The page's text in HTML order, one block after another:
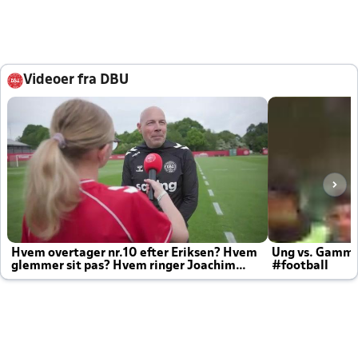
Videoer fra DBU
Hvem overtager nr.10 efter Eriksen? Hvem
glemmer sit pas? Hvem ringer Joachim
altid til efter kampe?
Ung vs.
#football